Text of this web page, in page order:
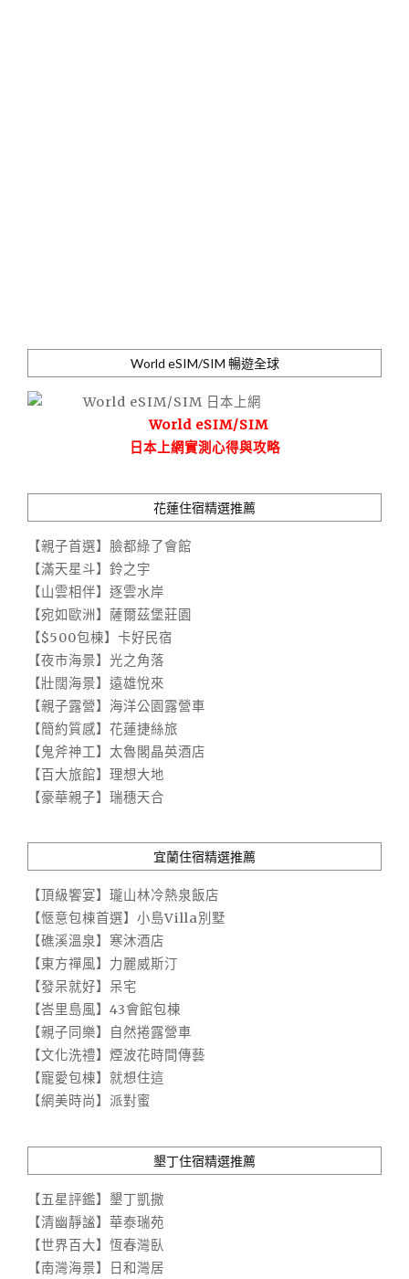
World eSIM/SIM 暢遊全球
World eSIM/SIM
日本上網實測心得與攻略
花蓮住宿精選推薦
【親子首選】臉都綠了會館
【滿天星斗】鈴之宇
【山雲相伴】逐雲水岸
【宛如歐洲】薩爾茲堡莊園
【$500包棟】卡好民宿
【夜市海景】光之角落
【壯闊海景】遠雄悅來
【親子露營】海洋公園露營車
【簡約質感】花蓮捷絲旅
【鬼斧神工】太魯閣晶英酒店
【百大旅館】理想大地
【豪華親子】瑞穗天合
宜蘭住宿精選推薦
【頂級饗宴】瓏山林冷熱泉飯店
【愜意包棟首選】小島Villa別墅
【礁溪溫泉】寒沐酒店
【東方禪風】力麗威斯汀
【發呆就好】呆宅
【峇里島風】43會館包棟
【親子同樂】自然捲露營車
【文化洗禮】煙波花時間傳藝
【寵愛包棟】就想住這
【網美時尚】派對蜜
墾丁住宿精選推薦
【五星評鑑】墾丁凱撒
【清幽靜謐】華泰瑞苑
【世界百大】恆春灣臥
【南灣海景】日和灣居